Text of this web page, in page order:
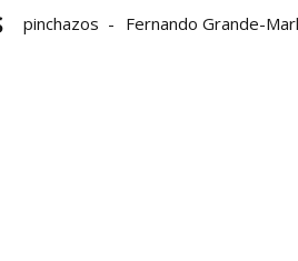
pinchazos Fernando Grande-